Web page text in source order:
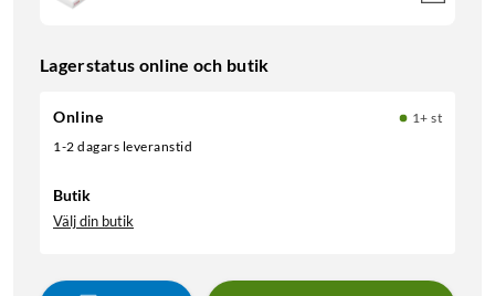
Lagerstatus online och butik
Online
1+ st
1-2 dagars leveranstid
Butik
Välj din butik